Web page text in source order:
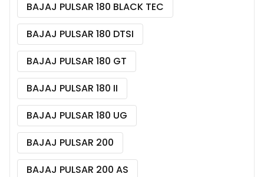
BAJAJ PULSAR 180 BLACK TEC
BAJAJ PULSAR 180 DTSI
BAJAJ PULSAR 180 GT
BAJAJ PULSAR 180 II
BAJAJ PULSAR 180 UG
BAJAJ PULSAR 200
BAJAJ PULSAR 200 AS